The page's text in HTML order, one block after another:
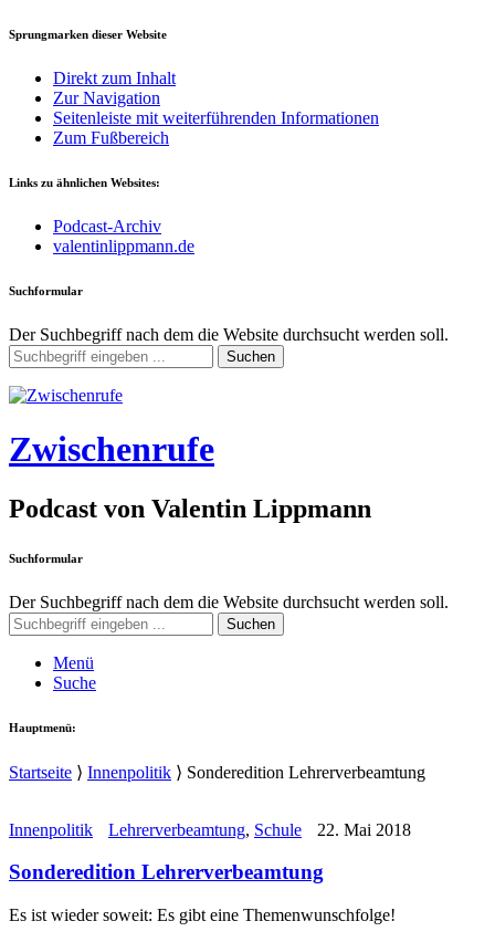
Sprungmarken dieser Website
Direkt zum Inhalt
Zur Navigation
Seitenleiste mit weiterführenden Informationen
Zum Fußbereich
Links zu ähnlichen Websites:
Podcast-Archiv
valentinlippmann.de
Suchformular
Der Suchbegriff nach dem die Website durchsucht werden soll.
Suchen
Zwischenrufe
Podcast von Valentin Lippmann
Suchformular
Der Suchbegriff nach dem die Website durchsucht werden soll.
Suchen
Menü
Suche
Hauptmenü:
Startseite ⟩ Innenpolitik ⟩ Sonderedition Lehrerverbeamtung
Innenpolitik Lehrerverbeamtung, Schule 22. Mai 2018
Sonderedition Lehrerverbeamtung
Es ist wieder soweit: Es gibt eine Themenwunschfolge!